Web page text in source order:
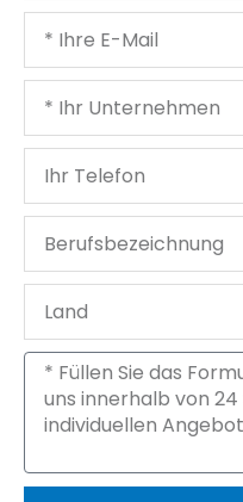
Deine
Mail
Berufsbezeichnung
Nachricht